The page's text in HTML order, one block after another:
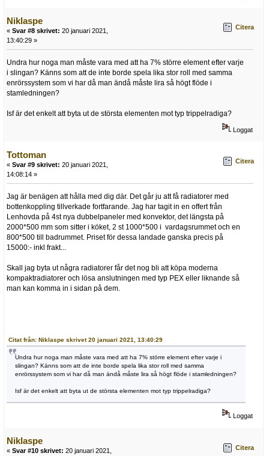
Niklaspe
« Svar #8 skrivet: 20 januari 2021,
13:40:29 »
Citera
Undra hur noga man måste vara med att ha 7% större element efter varje
i slingan? Känns som att de inte borde spela lika stor roll med samma
enrörssystem som vi har då man ändå måste lira så högt flöde i
stamledningen?
Isf är det enkelt att byta ut de största elementen mot typ trippelradiga?
Loggat
Tottoman
« Svar #9 skrivet: 20 januari 2021,
14:08:14 »
Citera
Jag är benägen att hålla med dig där. Det går ju att få radiatorer med
bottenkoppling tillverkade fortfarande. Jag har tagit in en offert från
Lenhovda på 4st nya dubbelpaneler med konvektor, det längsta på
2000*500 mm som sitter i köket, 2 st 1000*500 i vardagsrummet och en
800*500 till badrummet. Priset för dessa landade ganska precis på
15000:- inkl frakt...
Skall jag byta ut några radiatorer får det nog bli att köpa moderna
kompaktradiatorer och lösa anslutningen med typ PEX eller liknande så
man kan komma in i sidan på dem.
Citat från: Niklaspe skrivet 20 januari 2021, 13:40:29
Undra hur noga man måste vara med att ha 7% större element efter varje i
slingan? Känns som att de inte borde spela lika stor roll med samma
enrörssystem som vi har då man ändå måste lira så högt flöde i stamledningen?
Isf är det enkelt att byta ut de största elementen mot typ trippelradiga?
Loggat
Niklaspe
« Svar #10 skrivet: 20 januari 2021,
Citera